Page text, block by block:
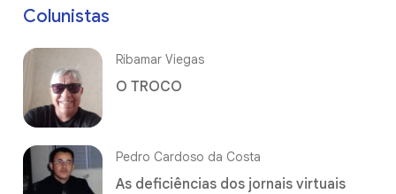
Colunistas
Ribamar Viegas
O TROCO
Pedro Cardoso da Costa
As deficiências dos jornais virtuais